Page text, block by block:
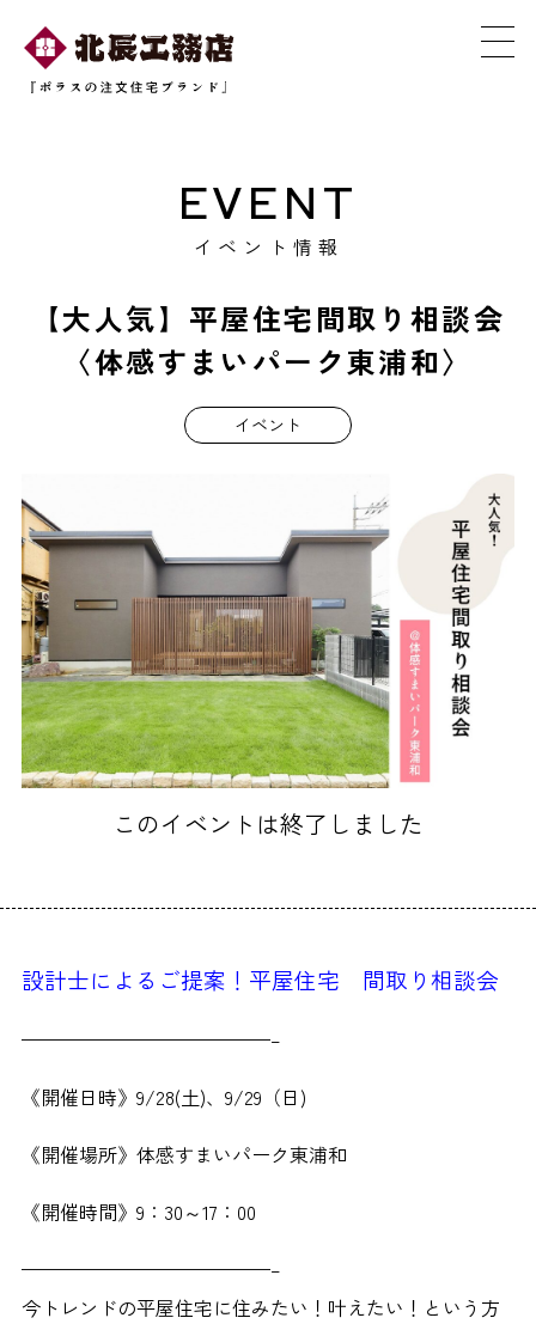
EVENT
イベント情報
【大人気】平屋住宅間取り相談会
〈体感すまいパーク東浦和〉
イベント
このイベントは終了しました
設計士によるご提案！平屋住宅 間取り相談会
—————————————–
《開催日時》9/28(土)、9/29（日)
《開催場所》体感すまいパーク東浦和
《開催時間》9：30～17：00
—————————————–
今トレンドの平屋住宅に住みたい！叶えたい！という方